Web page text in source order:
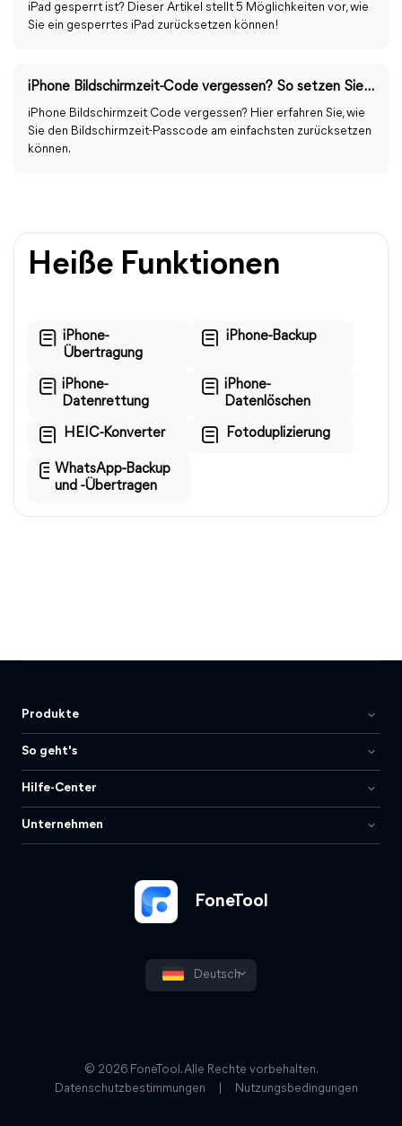
iPad gesperrt ist? Dieser Artikel stellt 5 Möglichkeiten vor, wie
Sie ein gesperrtes iPad zurücksetzen können!
iPhone Bildschirmzeit-Code vergessen? So setzen Sie ihn sicher zurück
iPhone Bildschirmzeit Code vergessen? Hier erfahren Sie, wie
Sie den Bildschirmzeit-Passcode am einfachsten zurücksetzen
können.
Heiße Funktionen
iPhone-
Übertragung
iPhone-Backup
iPhone-
Datenrettung
iPhone-
Datenlöschen
HEIC-Konverter Fotoduplizierung
WhatsApp-Backup
und -Übertragen
FoneTool
Deutsch
Produkte
So geht's
Hilfe-Center
Unternehmen
© 2026 FoneTool. Alle Rechte vorbehalten.
Datenschutzbestimmungen
Nutzungsbedingungen